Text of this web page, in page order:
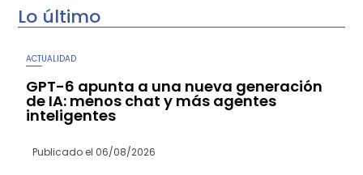
Lo último
ACTUALIDAD
GPT-6 apunta a una nueva generación
de IA: menos chat y más agentes
inteligentes
Publicado el 06/08/2026